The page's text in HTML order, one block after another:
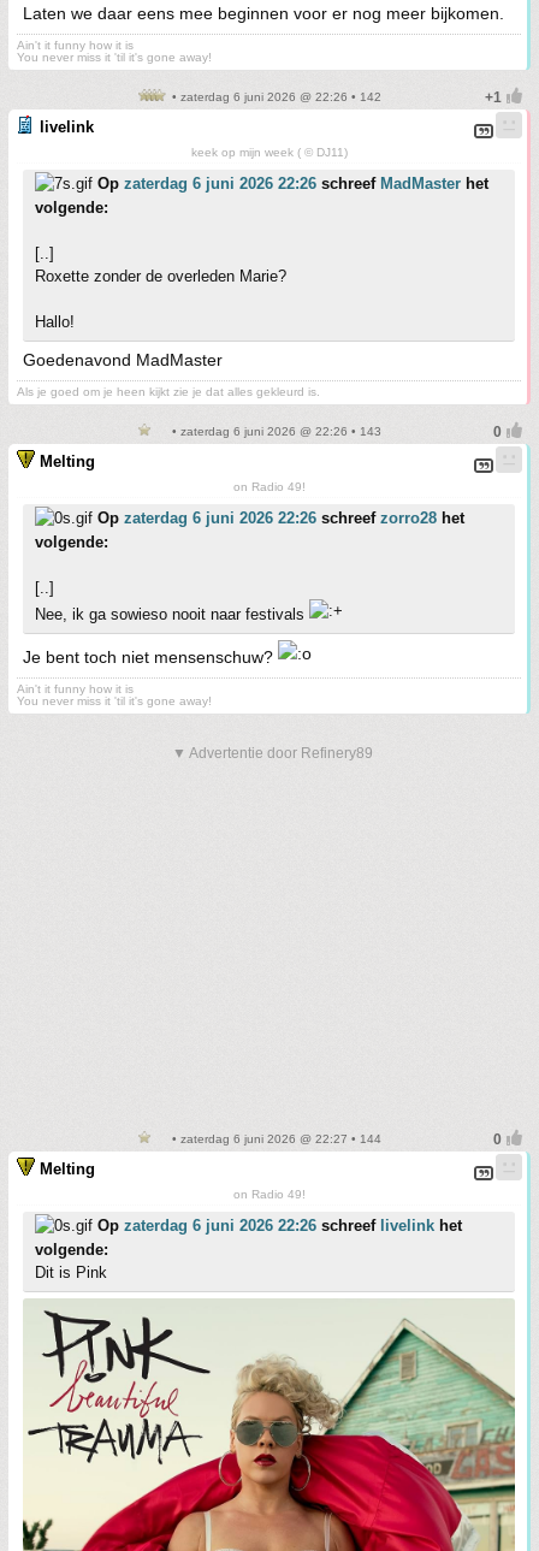
Laten we daar eens mee beginnen voor er nog meer bijkomen.
Ain't it funny how it is
You never miss it 'til it's gone away!
• zaterdag 6 juni 2026 @ 22:26 • 142
livelink
keek op mijn week ( © DJ11)
Op zaterdag 6 juni 2026 22:26 schreef MadMaster het
volgende:
[..]
Roxette zonder de overleden Marie?
Hallo!
Goedenavond MadMaster
Als je goed om je heen kijkt zie je dat alles gekleurd is.
• zaterdag 6 juni 2026 @ 22:26 • 143
Melting
on Radio 49!
Op zaterdag 6 juni 2026 22:26 schreef zorro28 het
volgende:
[..]
Nee, ik ga sowieso nooit naar festivals
Je bent toch niet mensenschuw?
Ain't it funny how it is
You never miss it 'til it's gone away!
▼ Advertentie door Refinery89
• zaterdag 6 juni 2026 @ 22:27 • 144
Melting
on Radio 49!
Op zaterdag 6 juni 2026 22:26 schreef livelink het
volgende:
Dit is Pink